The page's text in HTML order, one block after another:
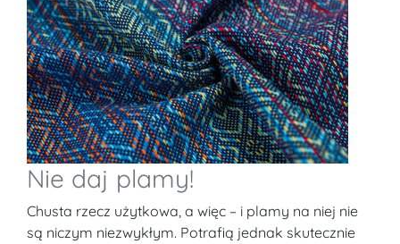
Nie daj plamy!
Chusta rzecz użytkowa, a więc – i plamy na niej nie
są niczym niezwykłym. Potrafią jednak skutecznie